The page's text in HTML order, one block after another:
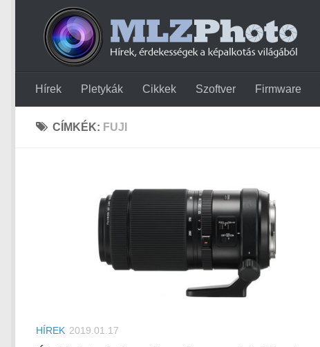
Hírek Pletykák Cikkek Szoftver Firmware
CÍMKÉK: FUJI
HÍREK 2019.01.17